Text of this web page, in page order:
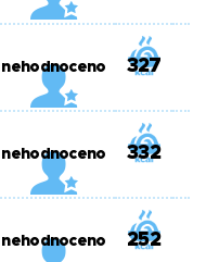
nehodnoceno 327
nehodnoceno 332
nehodnoceno 252